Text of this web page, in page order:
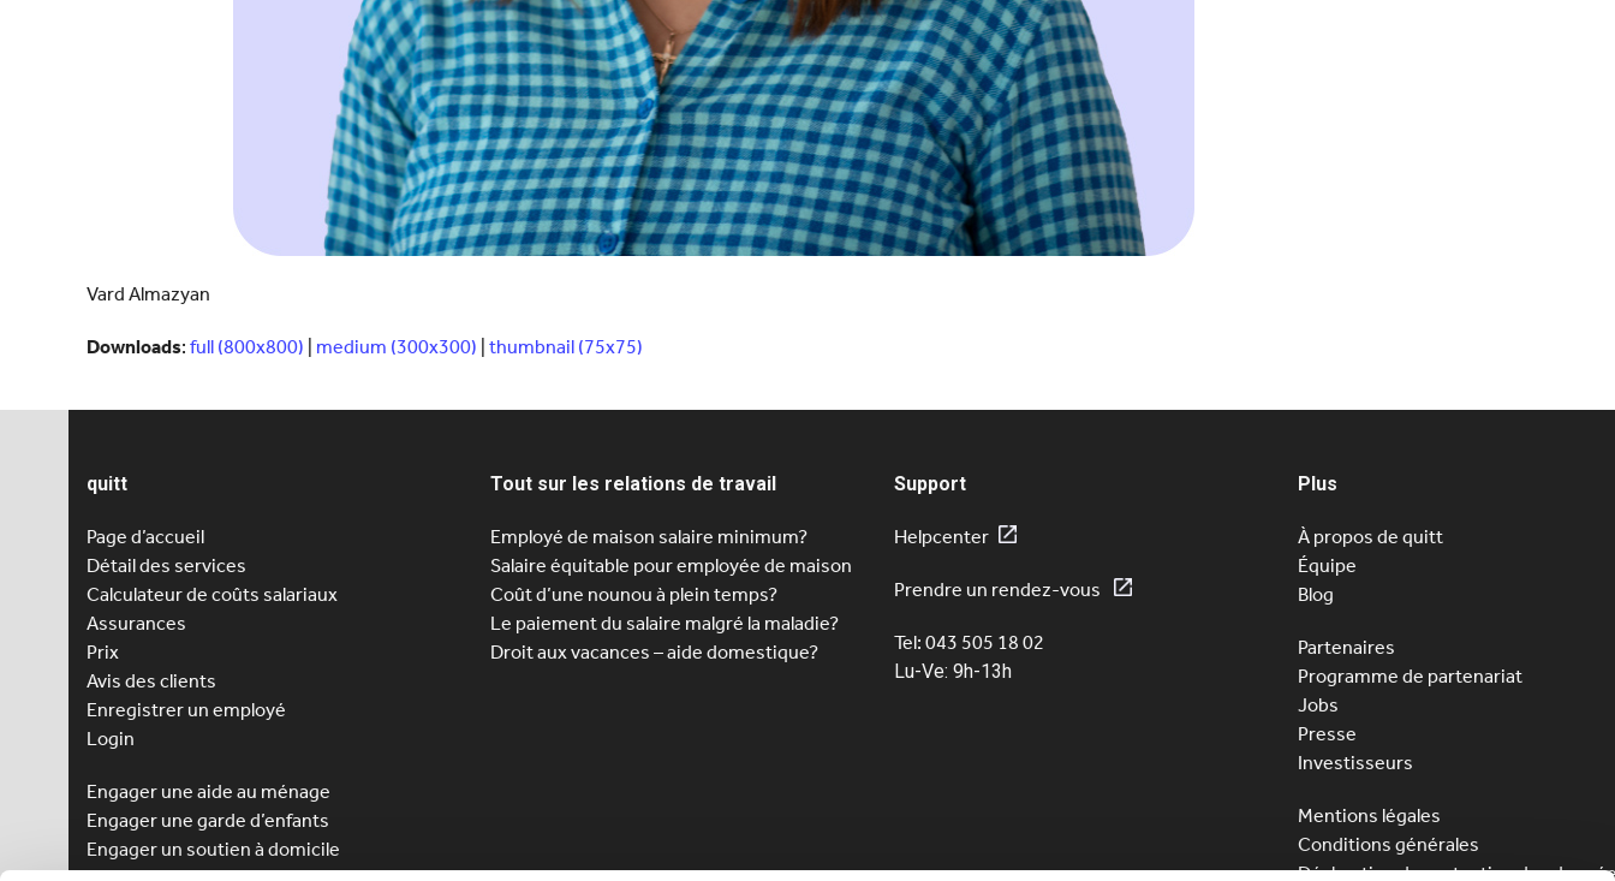
Vard Almazyan
Downloads: full (800x800) medium (300x300) thumbnail (75x75)
quitt
Page d’accueil
Détail des services
Calculateur de coûts salariaux
Assurances
Prix
Avis des clients
Enregistrer un employé
Login
Engager une aide au ménage
Engager une garde d’enfants
Engager un soutien à domicile
Tout sur les relations de travail
Employé de maison salaire minimum?
Salaire équitable pour employée de maison
Coût d’une nounou à plein temps?
Le paiement du salaire malgré la maladie?
Droit aux vacances – aide domestique?
Support
Helpcenter
Prendre un rendez-vous
Tel: 043 505 18 02
Lu-Ve: 9h-13h
Plus
À propos de quitt
Équipe
Blog
Partenaires
Programme de partenariat
Jobs
Presse
Investisseurs
Mentions légales
Conditions générales
Déclaration de protection des